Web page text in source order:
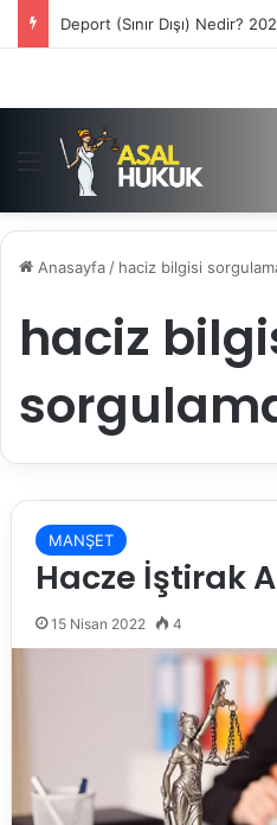
Deport (Sınır Dışı) Nedir?
Menü
Anasayfa / haciz bilgisi
haciz
MANŞET
Hacze İştirak
15 Nisan 2022 4